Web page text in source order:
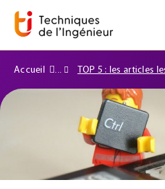
Accueil TOP 5 : les articles